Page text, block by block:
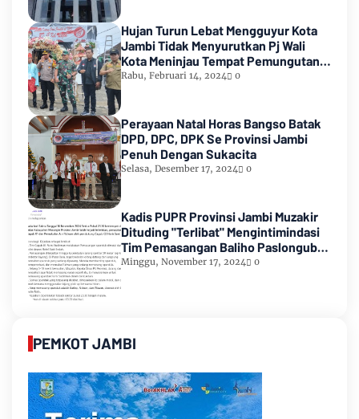
Hujan Turun Lebat Mengguyur Kota
Jambi Tidak Menyurutkan Pj Wali
Kota Meninjau Tempat Pemungutan
Suara Pemilu 2024
Rabu, Februari 14, 2024 0
Perayaan Natal Horas Bangso Batak
DPD, DPC, DPK Se Provinsi Jambi
Penuh Dengan Sukacita
Selasa, Desember 17, 2024 0
Kadis PUPR Provinsi Jambi Muzakir
Dituding "Terlibat" Mengintimindasi
Tim Pemasangan Baliho Paslongub
Romi-Sudirman
Minggu, November 17, 2024 0
PEMKOT JAMBI